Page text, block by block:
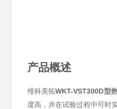
产品概述
维科美拓WKT-VST300D型
度高，并在试验过程中可时